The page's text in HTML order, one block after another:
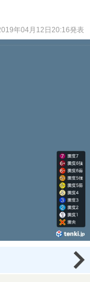
年04月12日20:16発表